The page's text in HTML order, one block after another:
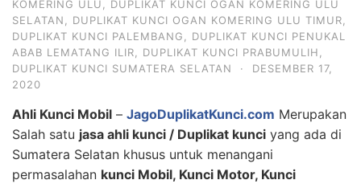
KOMERING ULU, DUPLIKAT KUNCI OGAN KOMERING ULU
SELATAN, DUPLIKAT KUNCI OGAN KOMERING ULU TIMUR,
DUPLIKAT KUNCI PALEMBANG, DUPLIKAT KUNCI PENUKAL
ABAB LEMATANG ILIR, DUPLIKAT KUNCI PRABUMULIH,
DUPLIKAT KUNCI SUMATERA SELATAN
·
DESEMBER 17,
2020
Ahli Kunci Mobil – JagoDuplikatKunci.com Merupakan
Salah satu jasa ahli kunci / Duplikat kunci yang ada di
Sumatera Selatan khusus untuk menangani
permasalahan kunci Mobil, Kunci Motor, Kunci